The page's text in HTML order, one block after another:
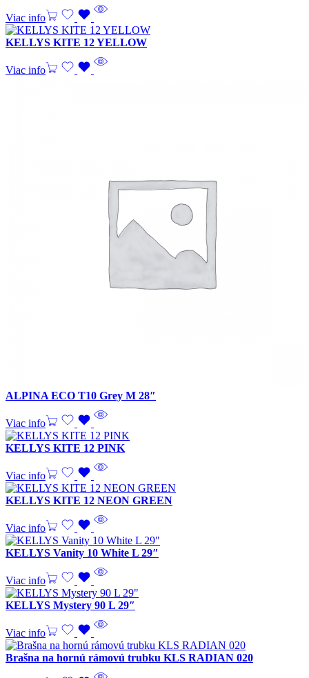
Viac info
KELLYS KITE 12 YELLOW
Viac info
ALPINA ECO T10 Grey M 28″
Viac info
KELLYS KITE 12 PINK
Viac info
KELLYS KITE 12 NEON GREEN
Viac info
KELLYS Vanity 10 White L 29″
Viac info
KELLYS Mystery 90 L 29″
Viac info
Brašna na hornú rámovú trubku KLS RADIAN 020